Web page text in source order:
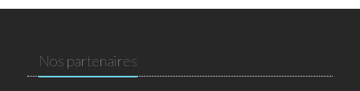
Nos partenaires